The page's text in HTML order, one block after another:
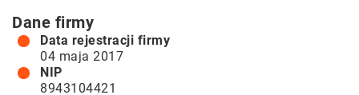
Dane firmy
Data rejestracji firmy
04 maja 2017
NIP
8943104421